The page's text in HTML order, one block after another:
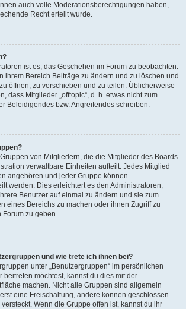
auch volle Moderationsberechtigungen haben,
Recht erteilt wurde.
ist es, das Geschehen im Forum zu beobachten.
ihrem Bereich Beiträge zu ändern und zu löschen und
öffnen, zu verschieben und zu teilen. Üblicherweise
dass Mitglieder „offtopic“, d. h. etwas nicht zum
Beleidigendes bzw. Angreifendes schreiben.
von Mitgliedern, die die Mitglieder des Boards
verwaltbare Einheiten aufteilt. Jedes Mitglied
angehören und jeder Gruppe können
werden. Dies erleichtert es den Administratoren,
Benutzer auf einmal zu ändern und sie zum
eines Bereichs zu machen oder ihnen Zugriff zu
Forum zu geben.
und wie trete ich ihnen bei?
unter „Benutzergruppen“ im persönlichen
beitreten möchtest, kannst du dies mit der
machen. Nicht alle Gruppen sind allgemein
eine Freischaltung, andere können geschlossen
Wenn die Gruppe offen ist, kannst du ihr